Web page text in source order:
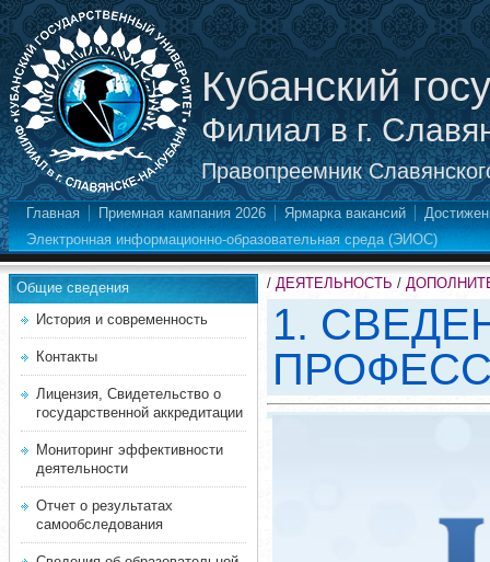
Кубанский
Филиал в г.
Правопреемник
Главная Приемная кампания 2026 Ярмарка вакансий
Электронная информационно-образовательная среда (ЭИОС)
Общие сведения
История и современность
Контакты
Лицензия, Свидетельство о
государственной аккредитации
Мониторинг эффективности
деятельности
Отчет о результатах
самообследования
/ ДЕЯТЕЛЬНОСТЬ /
1.